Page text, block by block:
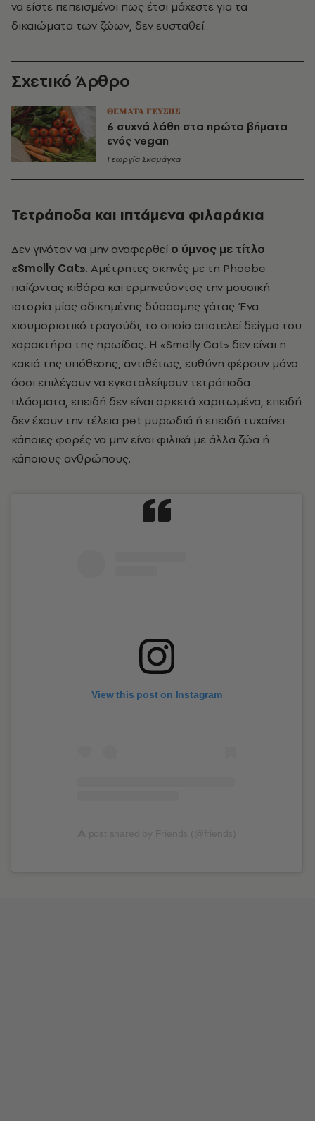
να είστε πεπεισμένοι πως έτσι μάχεστε για τα
δικαιώματα των ζώων, δεν ευσταθεί.
Σχετικό Άρθρο
ΘΕΜΑΤΑ ΓΕΥΣΗΣ
6 συχνά λάθη στα πρώτα βήματα
ενός vegan
Γεωργία Σκαμάγκα
Τετράποδα και ιπτάμενα φιλαράκια
Δεν γινόταν να μην αναφερθείο ύμνος με τίτλο
«Smelly Cat». Αμέτρητες σκηνές με τη Phoebe
παίζοντας κιθάρα και ερμηνεύοντας την μουσική
ιστορία μίας αδικημένης δύσοσμης γάτας. Ένα
χιουμοριστικό τραγούδι, το οποίο αποτελεί δείγμα του
χαρακτήρα της ηρωίδας. H «Smelly Cat» δεν είναι η
κακιά της υπόθεσης, αντιθέτως, ευθύνη φέρουν μόνο
όσοι επιλέγουν να εγκαταλείψουν τετράποδα
πλάσματα, επειδή δεν είναι αρκετά χαριτωμένα, επειδή
δεν έχουν την τέλεια pet μυρωδιά ή επειδή τυχαίνει
κάποιες φορές να μην είναι φιλικά με άλλα ζώα ή
κάποιους ανθρώπους.
View this post on Instagram